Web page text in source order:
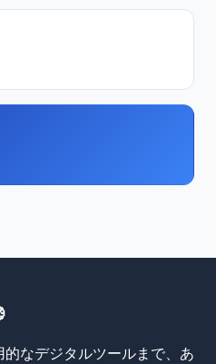
なデジタルツールまで、あ